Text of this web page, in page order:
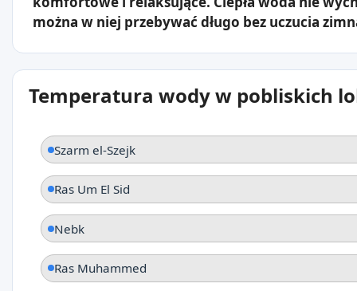
można w niej przebywać długo bez uczucia
Temperatura wody w pobliskich
Szarm el-Szejk
Ras Um El Sid
Nebk
Ras Muhammed